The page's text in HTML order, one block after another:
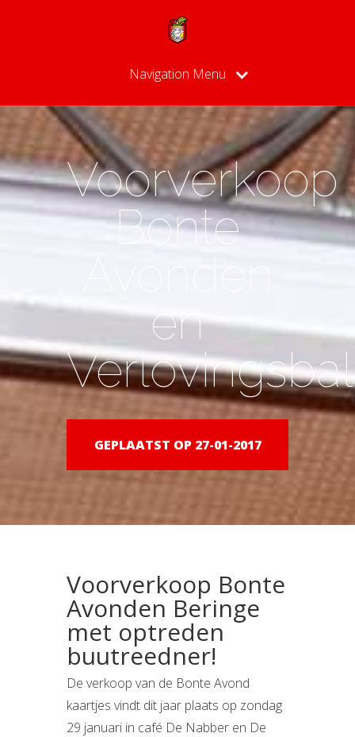
Navigation Menu
Voorverkoop
Bonte
en
Verlovingsbal
GEPLAATST OP 27-01-2017
Voorverkoop Bonte
Avonden Beringe
met optreden
buutreedner!
De verkoop van de Bonte Avond
kaartjes vindt dit jaar plaats op zondag
29 januari in café De Nabber en De